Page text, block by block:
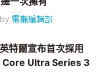
by 電獺編輯部
特爾宣布首次採用
Core Ultra Series 3